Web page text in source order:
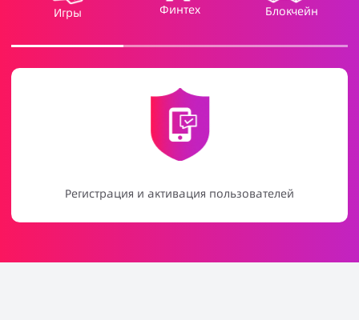
Игры Финтех Блокчейн
Продвижение игр и уведомления о событиях